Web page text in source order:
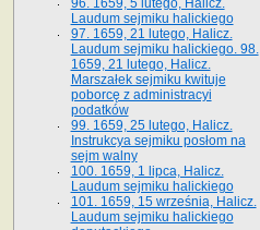
96. 1659, 5 lutego, Halicz.
Laudum sejmiku halickiego
97. 1659, 21 lutego, Halicz.
Laudum sejmiku halickiego. 98.
1659, 21 lutego, Halicz.
Marszałek sejmiku kwituje
poborcę z administracyi
podatków
99. 1659, 25 lutego, Halicz.
Instrukcya sejmiku posłom na
sejm walny
100. 1659, 1 lipca, Halicz.
Laudum sejmiku halickiego
101. 1659, 15 września, Halicz.
Laudum sejmiku halickiego